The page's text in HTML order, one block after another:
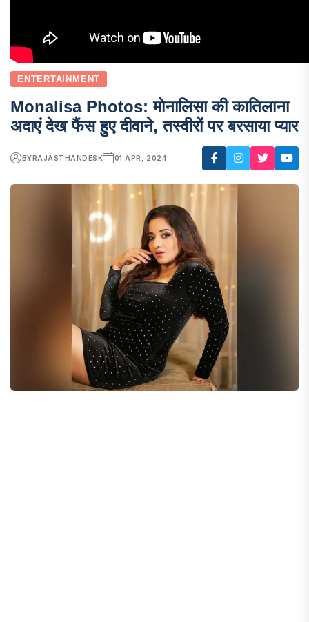
ENTERTAINMENT
Monalisa Photos: मोनालिसा की कातिलाना
अदाएं देख फैंस हुए दीवाने, तस्वीरों पर बरसाया प्यार
BY RAJASTHANDESK 01 APR, 2024